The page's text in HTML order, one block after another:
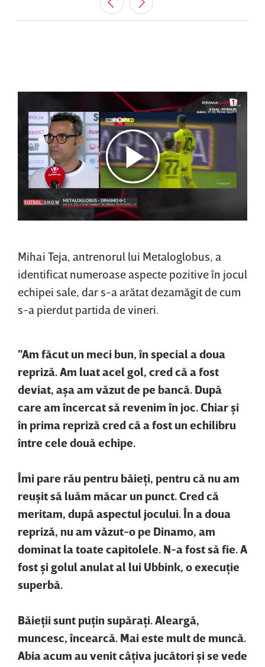
Mihai Teja, antrenorul lui Metaloglobus, a
identificat numeroase aspecte pozitive în jocul
echipei sale, dar s-a arătat dezamăgit de cum
s-a pierdut partida de vineri.
"Am făcut un meci bun, în special a doua
repriză. Am luat acel gol, cred că a fost
deviat, aşa am văzut de pe bancă. După
care am încercat să revenim în joc. Chiar şi
în prima repriză cred că a fost un echilibru
între cele două echipe.
Îmi pare rău pentru băieţi, pentru că nu am
reuşit să luăm măcar un punct. Cred că
meritam, după aspectul jocului. În a doua
repriză, nu am văzut-o pe Dinamo, am
dominat la toate capitolele. N-a fost să fie. A
fost şi golul anulat al lui Ubbink, o execuţie
superbă.
Băieţii sunt puţin supăraţi. Aleargă,
muncesc, încearcă. Mai este mult de muncă.
Abia acum au venit câţiva jucători şi se vede